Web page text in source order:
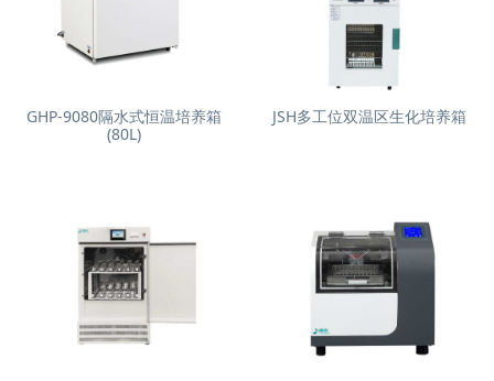
GHP-9080隔水式恒温培养箱
(80L)
JSH多工位双温区生化培养箱